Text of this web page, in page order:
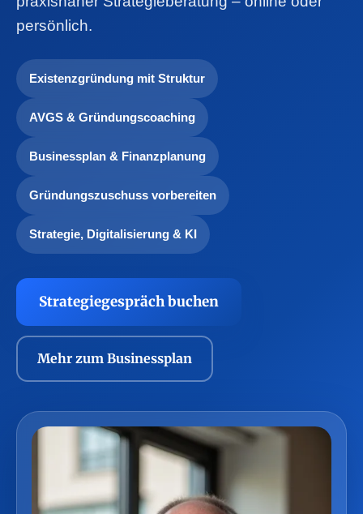
persönlich.
Existenzgründung mit Struktur
AVGS & Gründungscoaching
Businessplan & Finanzplanung
Gründungszuschuss vorbereiten
Strategie, Digitalisierung & KI
Strategiegespräch buchen
Mehr zum Businessplan